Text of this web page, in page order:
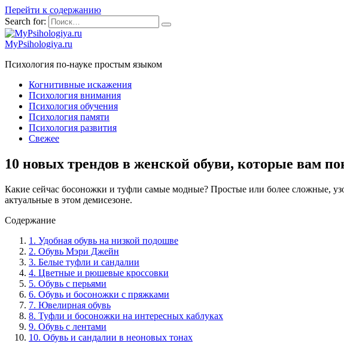
Перейти к содержанию
Search for:
MyPsihologiya.ru
Психология по-науке простым языком
Когнитивные искажения
Психология внимания
Психология обучения
Психология памяти
Психология развития
Свежее
10 новых трендов в женской обуви, которые вам
Какие сейчас босоножки и туфли самые модные? Простые или более сложные,
актуальные в этом демисезоне.
Содержание
1. Удобная обувь на низкой подошве
2. Обувь Мэри Джейн
3. Белые туфли и сандалии
4. Цветные и рюшевые кроссовки
5. Обувь с перьями
6. Обувь и босоножки с пряжками
7. Ювелирная обувь
8. Туфли и босоножки на интересных каблуках
9. Обувь с лентами
10. Обувь и сандалии в неоновых тонах